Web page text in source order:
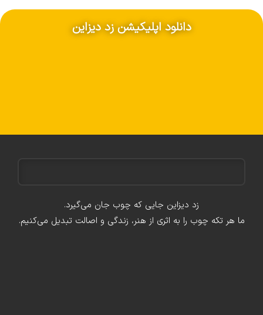
دانلود اپلیکیشن زد دیزاین
زد دیزاین جایی که چوب جان می‌گیرد.
ما هر تکه چوب را به اثری از هنر، زندگی و اصالت تبدیل می‌کنیم.